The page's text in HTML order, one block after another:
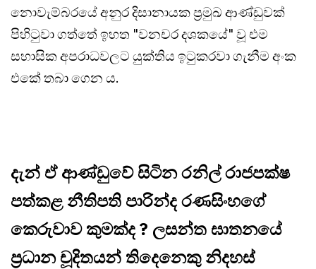
නොවැම්බරයේ අනුර දිසානායක ප්‍රමුඛ ආණ්ඩුවක්
පිහිටුවා ගත්තේ ඉහත "වනචර දශකයේ" වූ එම
සහාසික අපරාධවලට යුක්තිය ඉටුකරවා ගැනීම අංක
එකේ තබා ගෙන ය.
දැන් ඒ ආණ්ඩුවේ සිටින රනිල් රාජපක්ෂ
පත්කළ නීතිපති පාරින්ද රණසිංහගේ
කෙරුවාව කුමක්ද ? ලසන්ත ඝාතනයේ
ප්‍රධාන චූදිතයන් තිදෙනෙකු නිදහස්